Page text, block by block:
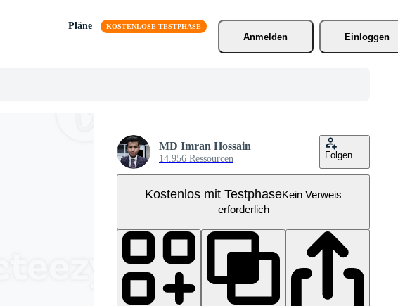
Pläne
Anmelden
Einloggen
MD Imran Hossain
14.956 Ressourcen Folgen
Kostenlos mit TestphaseKein Verweis
erforderlich